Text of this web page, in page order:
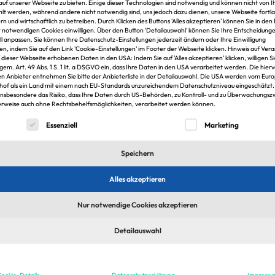
1
Jobs & Arbeitgeber in der
unserer Webseite zu bieten. Einige dieser Technologien sind notwendig und können nicht von
werden, während andere nicht notwendig sind, uns jedoch dazu dienen, unsere Webseite
und wirtschaftlich zu betreiben. Durch Klicken des Buttons 'Alles akzeptieren' können Sie in den
Cookies einwilligen. Über den Button 'Detailauswahl' können Sie Ihre
anpassen. Sie können Ihre Datenschutz-Einstellungen jederzeit ändern oder Ihre Einwilligung
indem Sie auf den Link 'Cookie-Einstellungen' im Footer der Webseite klicken. Hinweis auf
Webseite erhobenen Daten in den USA: Indem Sie auf 'Alles akzeptieren' klicken, willigen
Art. 49 Abs. 1 S. 1 lit. a DSGVO ein, dass Ihre Daten in den USA verarbeitet werden. Die
Anbieter entnehmen Sie bitte der Anbieterliste in der Detailauswahl. Die USA werden vom
als ein Land mit einem nach EU-Standards unzureichendem Datenschutzniveau eingeschätzt.
das Risiko, dass Ihre Daten durch US-Behörden, zu Kontroll- und zu
auch ohne Rechtsbehelfsmöglichkeiten, verarbeitet werden können.
eine Liste der Service-Gruppen, für die eine Einwilligung
Essenziell Marketing
Speichern
Alles akzeptieren
Nur notwendige Cookies akzeptieren
Detailauswahl